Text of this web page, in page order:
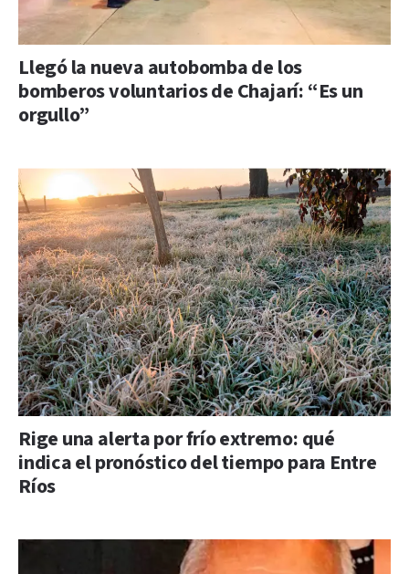
Llegó la nueva autobomba de los
bomberos voluntarios de Chajarí: “Es un
orgullo”
Rige una alerta por frío extremo: qué
indica el pronóstico del tiempo para Entre
Ríos